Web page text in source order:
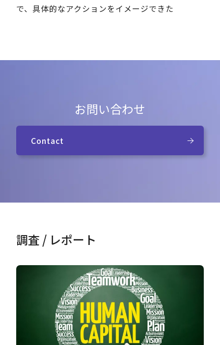
で、具体的なアクションをイメージできた
お問い合わせ
Contact
調査 / レポート